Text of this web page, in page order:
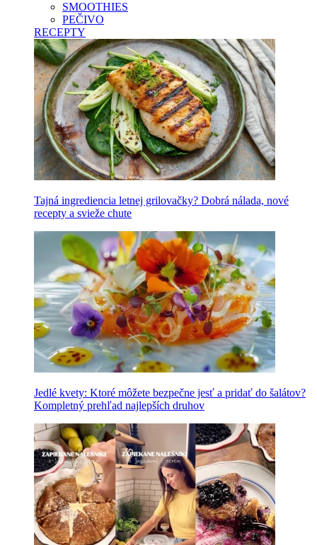
SMOOTHIES
PEČIVO
RECEPTY
Tajná ingrediencia letnej grilovačky? Dobrá nálada, nové
recepty a svieže chute
Jedlé kvety: Ktoré môžete bezpečne jesť a pridať do šalátov?
Kompletný prehľad najlepších druhov